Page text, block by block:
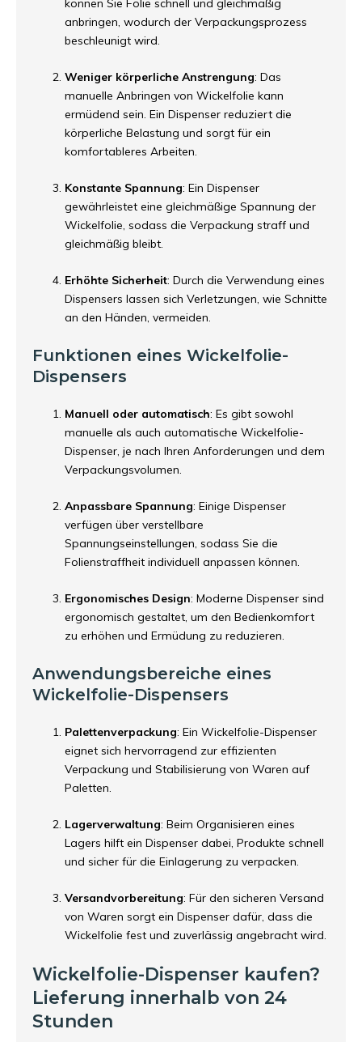
können Sie Folie schnell und gleichmäßig
anbringen, wodurch der Verpackungsprozess
beschleunigt wird.
Weniger körperliche Anstrengung: Das
manuelle Anbringen von Wickelfolie kann
ermüdend sein. Ein Dispenser reduziert die
körperliche Belastung und sorgt für ein
komfortableres Arbeiten.
Konstante Spannung: Ein Dispenser
gewährleistet eine gleichmäßige Spannung der
Wickelfolie, sodass die Verpackung straff und
gleichmäßig bleibt.
Erhöhte Sicherheit: Durch die Verwendung eines
Dispensers lassen sich Verletzungen, wie Schnitte
an den Händen, vermeiden.
Funktionen eines Wickelfolie-
Dispensers
Manuell oder automatisch: Es gibt sowohl
manuelle als auch automatische Wickelfolie-
Dispenser, je nach Ihren Anforderungen und dem
Verpackungsvolumen.
Anpassbare Spannung: Einige Dispenser
verfügen über verstellbare
Spannungseinstellungen, sodass Sie die
Folienstraffheit individuell anpassen können.
Ergonomisches Design: Moderne Dispenser sind
ergonomisch gestaltet, um den Bedienkomfort
zu erhöhen und Ermüdung zu reduzieren.
Anwendungsbereiche eines
Wickelfolie-Dispensers
Palettenverpackung: Ein Wickelfolie-Dispenser
eignet sich hervorragend zur effizienten
Verpackung und Stabilisierung von Waren auf
Paletten.
Lagerverwaltung: Beim Organisieren eines
Lagers hilft ein Dispenser dabei, Produkte schnell
und sicher für die Einlagerung zu verpacken.
Versandvorbereitung: Für den sicheren Versand
von Waren sorgt ein Dispenser dafür, dass die
Wickelfolie fest und zuverlässig angebracht wird.
Wickelfolie-Dispenser kaufen?
Lieferung innerhalb von 24
Stunden